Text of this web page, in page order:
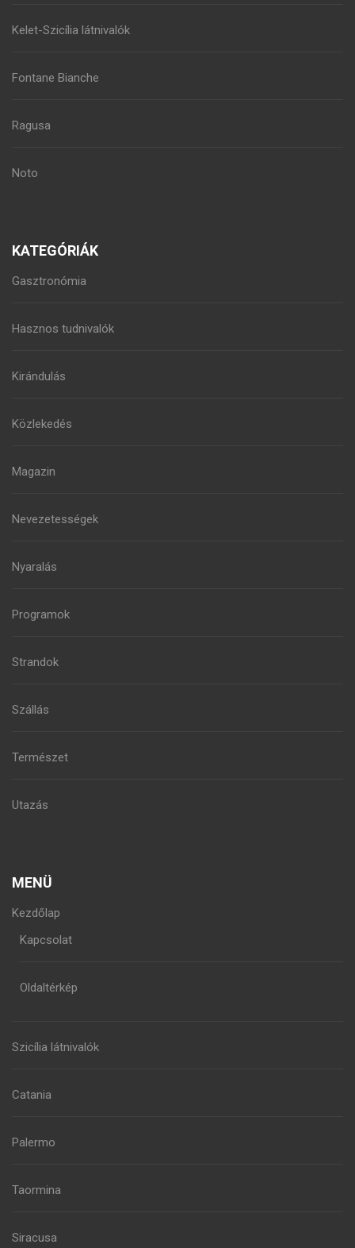
Kelet-Szicília látnivalók
Fontane Bianche
Ragusa
Noto
KATEGÓRIÁK
Gasztronómia
Hasznos tudnivalók
Kirándulás
Közlekedés
Magazin
Nevezetességek
Nyaralás
Programok
Strandok
Szállás
Természet
Utazás
MENÜ
Kezdőlap
Kapcsolat
Oldaltérkép
Szicília látnivalók
Catania
Palermo
Taormina
Siracusa